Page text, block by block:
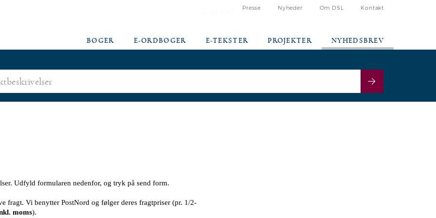
Presse Nyheder Om DSL Kontakt
BØGER E-ORDBØGER E-TEKSTER PROJEKTER NYHEDSBREV